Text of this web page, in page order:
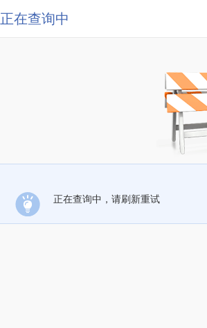
正在查询中
正在查询中，请刷新重试